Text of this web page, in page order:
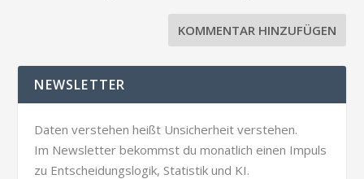
NEWSLETTER
Daten verstehen heißt Unsicherheit verstehen.
Im Newsletter bekommst du monatlich einen Impuls
zu Entscheidungslogik, Statistik und KI.